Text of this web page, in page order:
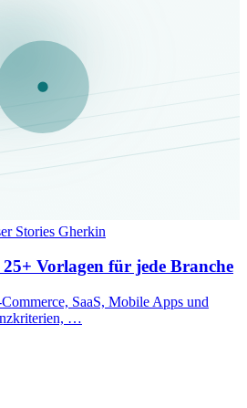
Stories Gherkin
Vorlagen für jede Branche
SaaS, Mobile Apps und
…